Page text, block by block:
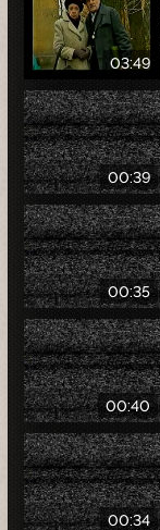
03:49
00:39
00:35
00:40
00:34